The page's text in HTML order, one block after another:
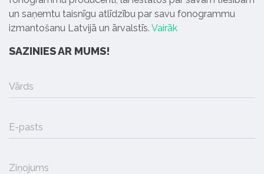
un saņemtu taisnīgu atlīdzību par savu fonogrammu
izmantošanu Latvijā un ārvalstīs. Vairāk
SAZINIES AR MUMS!
Vārds
E-pasts
Ziņojums